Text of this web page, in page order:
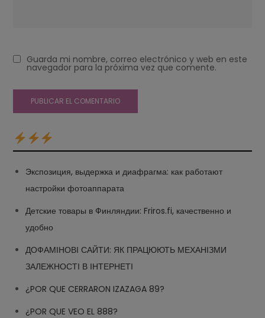
Guarda mi nombre, correo electrónico y web en este
navegador para la próxima vez que comente.
Экспозиция, выдержка и диафрагма: как работают
настройки фотоаппарата
Детские товары в Финляндии: Friros.fi, качественно и
удобно
ДОФАМІНОВІ САЙТИ: ЯК ПРАЦЮЮТЬ МЕХАНІЗМИ
ЗАЛЕЖНОСТІ В ІНТЕРНЕТІ
¿POR QUE CERRARON IZAZAGA 89?
¿POR QUE VEO EL 888?